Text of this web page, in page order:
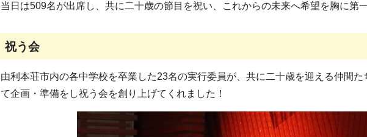
当日は509名が出席し、共に二十歳の節目を祝い、これからの未来へ希望を胸に第
祝う会
由利本荘市内の各中学校を卒業した23名の実行委員が、共に二十歳を迎える仲間
て企画・準備をし祝う会を創り上げてくれました！